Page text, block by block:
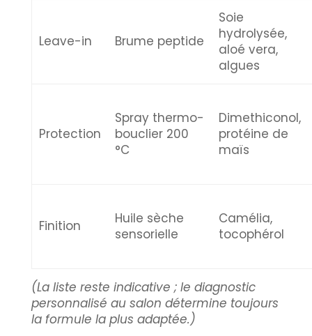
Leave-in Brume peptide
Soie
hydrolysée,
aloé vera,
algues
Protection
Spray thermo-
bouclier 200
°C
Dimethiconol,
protéine de
maïs
Finition
Huile sèche
sensorielle
Camélia,
tocophérol
(La liste reste indicative ; le diagnostic
personnalisé au salon détermine toujours
la formule la plus adaptée.)